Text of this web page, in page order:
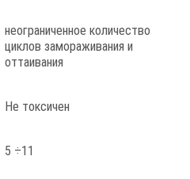
неограниченное количество
циклов замораживания и
оттаивания
Не токсичен
5 ÷11